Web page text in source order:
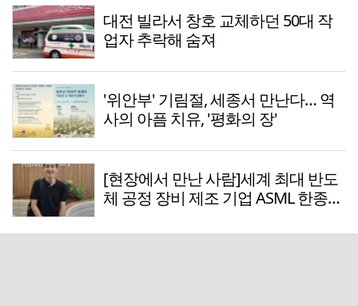
대전 빌라서 창호 교체하던 50대 작
업자 추락해 숨져
'위안부' 기림절, 세종서 만난다… 역
사의 아픔 치유, '평화의 장'
[현장에서 만난 사람]세계 최대 반도
체 공정 장비 제조 기업 ASML 한종호